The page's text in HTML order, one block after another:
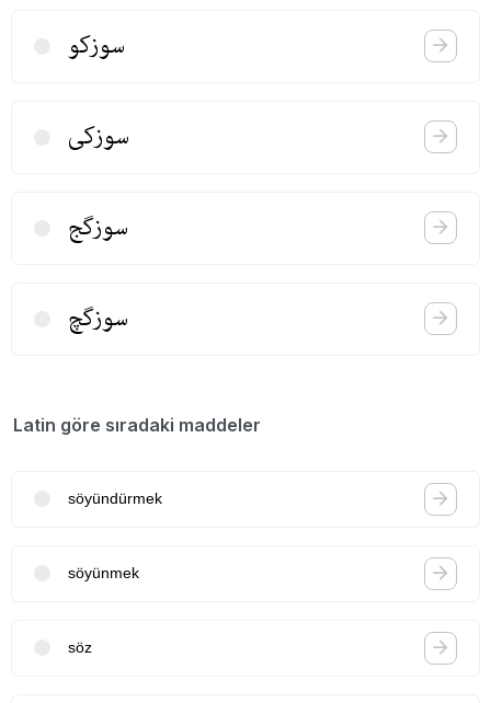
سوزكو
سوزكی
سوزگج
سوزگچ
Latin göre sıradaki maddeler
söyündürmek
söyünmek
söz